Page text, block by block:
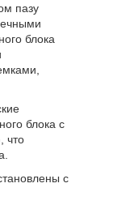
пазу
блока
блока с
что
с